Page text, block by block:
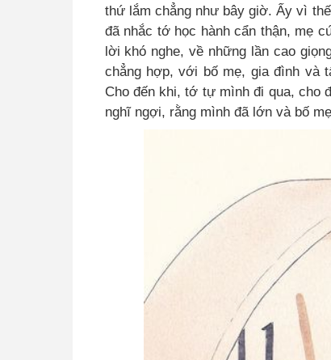
thứ lắm chẳng như bây giờ. Ấy vì
đã nhắc tớ học hành cẩn thận, mẹ
lời khó nghe, về những lần cao
chẳng hợp, với bố mẹ, gia đình và
Cho đến khi, tớ tự mình đi qua, cho
nghĩ ngợi, rằng mình đã lớn và bố